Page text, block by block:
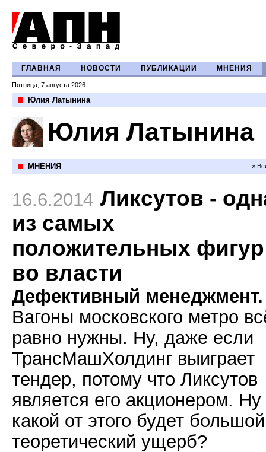
ГЛАВНАЯ НОВОСТИ ПУБЛИКАЦИИ МНЕНИЯ
Пятница, 7 августа 2026
Юлия Латынина
Юлия Латынина
МНЕНИЯ »
16.6.2014 Ликсутов -
из самых
положительных фигур
во власти
Дефективный менеджмент.
Вагоны московского метро
равно нужны. Ну, даже если
ТрансМашХолдинг выиграет
тендер, потому что Ликсутов
является его акционером. Ну
какой от этого будет большой
теоретический ущерб?